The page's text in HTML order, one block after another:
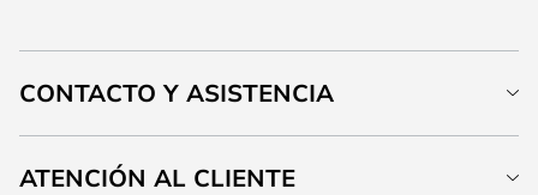
CONTACTO Y ASISTENCIA
ATENCIÓN AL CLIENTE